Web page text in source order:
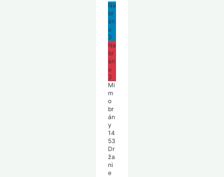
Na
br
án
u
3
Na
br
án
u
3
Mi
m
o
br
án
y
14
53
Dr
ža
ni
e